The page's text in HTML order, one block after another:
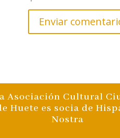
Asociación Cultural
Huete es socia de
Nostra